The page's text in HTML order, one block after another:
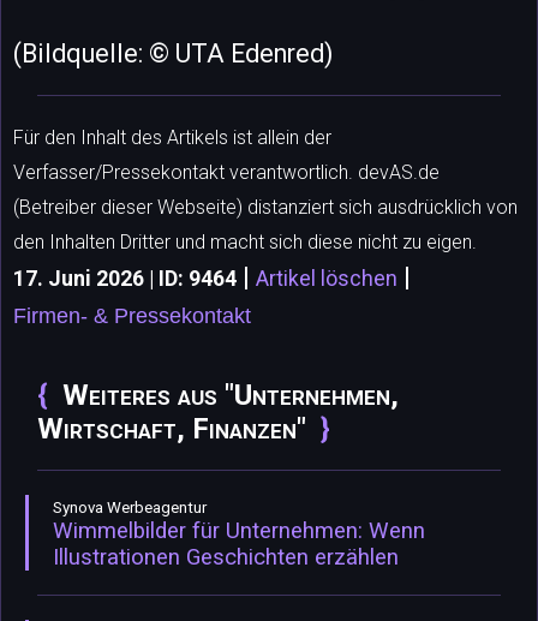
(Bildquelle: © UTA Edenred)
Für den Inhalt des Artikels ist allein der
Verfasser/Pressekontakt verantwortlich. devAS.de
(Betreiber dieser Webseite) distanziert sich ausdrücklich von
den Inhalten Dritter und macht sich diese nicht zu eigen.
17. Juni 2026 | ID: 9464 | Artikel löschen |
Firmen- & Pressekontakt
Weiteres aus "Unternehmen,
Wirtschaft, Finanzen"
Synova Werbeagentur
Wimmelbilder für Unternehmen: Wenn
Illustrationen Geschichten erzählen